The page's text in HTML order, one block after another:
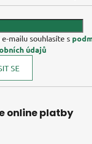
mailu souhlasíte s
údajů
SE
online platby